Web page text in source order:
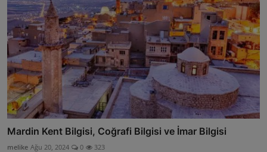
Mardin Kent Bilgisi, Coğrafi Bilgisi ve İmar Bilgisi
melike Ağu 20, 2024 0 323